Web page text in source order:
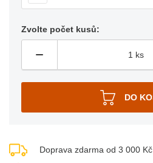
Zvolte počet kusů:
Doprava zdarma od 3 000 Kč